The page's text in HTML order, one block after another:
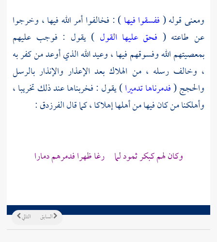
ومعنى قوله (ففسقوا فيها) : فخالفوا أمر الله فيها ، وخرجوا
عن طاعته ( فحق عليها القول ) يقول : فوجب عليهم
بمعصيتهم الله وفسوقهم فيها ، وعيد الله الذي أوعد من كفر به
، وخالف رسله ، من الهلاك بعد الإعذار والإنذار بالرسل
والحجج (فدمرناها تدميرا) يقول : فخربناها عند ذلك تخريبا ،
وأهلكنا من كان فيها من أهلها إهلاكا ، كما قال الفرزدق :
وكان لهم كبكر ثمود لما رغا ظهرا فدمرهم دمارا
التالي السابق